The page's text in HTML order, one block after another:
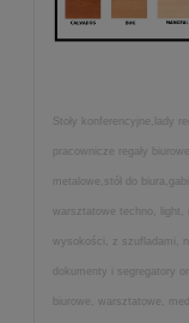
Stoły konferencyjne,lady
pracownicze regały
metalowe,stół do
warsztatowe techno, light,
wysokości, z szufladami,
dokumenty i segregatory
biurowe, warsztatowe,